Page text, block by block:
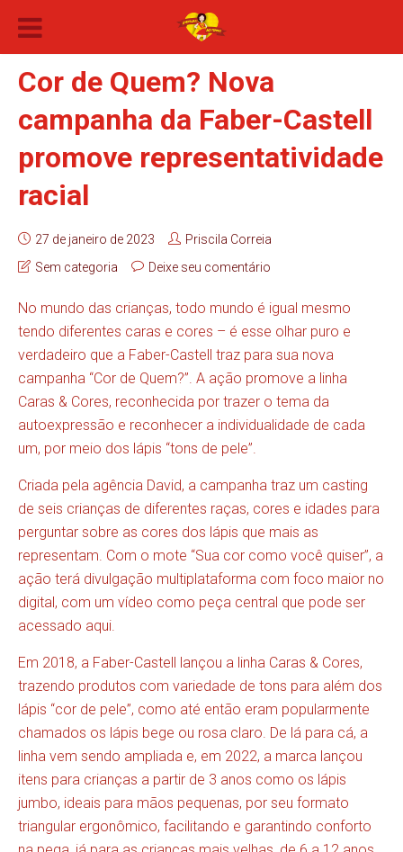
Cor de Quem? Nova
campanha da Faber-Castell
promove representatividade
racial
27 de janeiro de 2023
Priscila Correia
Sem categoria
Deixe seu comentário
No mundo das crianças, todo mundo é igual mesmo
tendo diferentes caras e cores – é esse olhar puro e
verdadeiro que a Faber-Castell traz para sua nova
campanha “Cor de Quem?”. A ação promove a linha
Caras & Cores, reconhecida por trazer o tema da
autoexpressão e reconhecer a individualidade de cada
um, por meio dos lápis “tons de pele”.
Criada pela agência David, a campanha traz um casting
de seis crianças de diferentes raças, cores e idades para
perguntar sobre as cores dos lápis que mais as
representam. Com o mote “Sua cor como você quiser”, a
ação terá divulgação multiplataforma com foco maior no
digital, com um vídeo como peça central que pode ser
acessado aqui.
Em 2018, a Faber-Castell lançou a linha Caras & Cores,
trazendo produtos com variedade de tons para além dos
lápis “cor de pele”, como até então eram popularmente
chamados os lápis bege ou rosa claro. De lá para cá, a
linha vem sendo ampliada e, em 2022, a marca lançou
itens para crianças a partir de 3 anos como os lápis
jumbo, ideais para mãos pequenas, por seu formato
triangular ergonômico, facilitando e garantindo conforto